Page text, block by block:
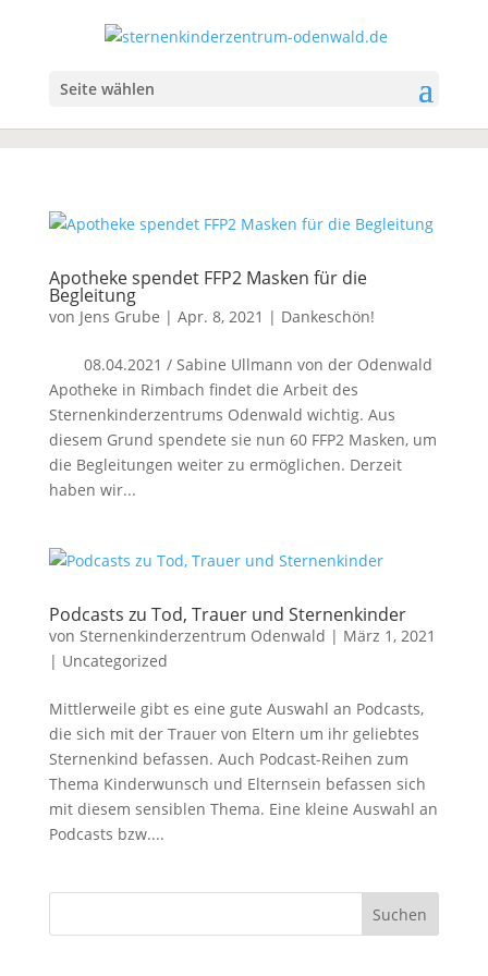
Seite wählen
Apotheke spendet FFP2 Masken für die
Begleitung
von Jens Grube | Apr. 8, 2021 | Dankeschön!
08.04.2021 / Sabine Ullmann von der Odenwald
Apotheke in Rimbach findet die Arbeit des
Sternenkinderzentrums Odenwald wichtig. Aus
diesem Grund spendete sie nun 60 FFP2 Masken, um
die Begleitungen weiter zu ermöglichen. Derzeit
haben wir...
Podcasts zu Tod, Trauer und Sternenkinder
von Sternenkinderzentrum Odenwald | März 1, 2021
| Uncategorized
Mittlerweile gibt es eine gute Auswahl an Podcasts,
die sich mit der Trauer von Eltern um ihr geliebtes
Sternenkind befassen. Auch Podcast-Reihen zum
Thema Kinderwunsch und Elternsein befassen sich
mit diesem sensiblen Thema. Eine kleine Auswahl an
Podcasts bzw....